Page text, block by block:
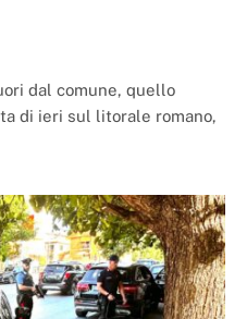
dal comune, quello
di ieri sul litorale romano,